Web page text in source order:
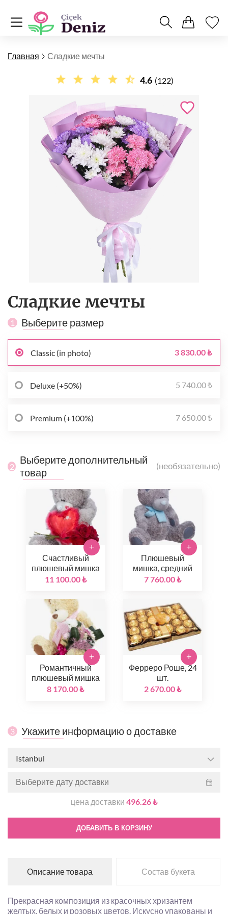
Главная Сладкие мечты
4.6 (122)
Сладкие мечты
1 Выберите размер
Classic (in photo) 3 830.00 ₺
Deluxe (+50%) 5 740.00 ₺
Premium (+100%) 7 650.00 ₺
2
Выберите дополнительный
товар
(необязательно)
Счастливый
плюшевый мишка
11 100.00 ₺
+
Плюшевый
мишка, средний
7 760.00 ₺
+
Романтичный
плюшевый мишка
8 170.00 ₺
+
Ферреро Роше, 24
шт.
2 670.00 ₺
+
3 Укажите информацию о доставке
Istanbul
цена доставки 496.26 ₺
ДОБАВИТЬ В КОРЗИНУ
Описание товара Состав букета
Прекрасная композиция из красочных хризантем
желтых, белых и розовых цветов. Искусно упакованы и